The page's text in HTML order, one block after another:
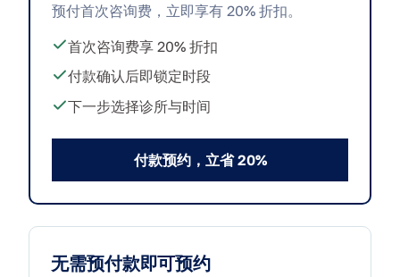
预付首次咨询费，立即享有 20% 折扣。
首次咨询费享 20% 折扣
付款确认后即锁定时段
下一步选择诊所与时间
付款预约，立省 20%
无需预付款即可预约